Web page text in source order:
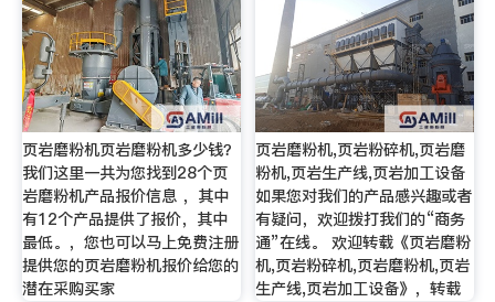
页岩磨粉机页岩磨粉机多少钱？
我们这里一共为您找到28个页
岩磨粉机产品报价信息 ，其中
有12个产品提供了报价，其中
最低。，您也可以马上免费注册
提供您的页岩磨粉机报价给您的
潜在采购买家
页岩磨粉机,页岩粉碎机,页岩磨
粉机,页岩生产线,页岩加工设备
如果您对我们的产品感兴趣或者
有疑问，欢迎拨打我们的“商务
通”在线。 欢迎转载《页岩磨粉
机,页岩粉碎机,页岩磨粉机,页岩
生产线,页岩加工设备》，转载